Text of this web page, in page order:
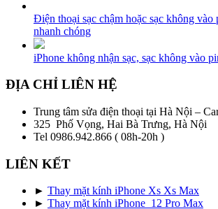
Điện thoại sạc chậm hoặc sạc không
nhanh chóng
iPhone không nhận sạc, sạc không vào
ĐỊA CHỈ LIÊN HỆ
Trung tâm sửa điện thoại tại Hà Nội –
325 Phố Vọng, Hai Bà Trưng, Hà Nội
Tel 0986.942.866 ( 08h-20h )
LIÊN KẾT
► Thay mặt kính iPhone Xs Xs Max
► Thay mặt kính iPhone 12 Pro Max